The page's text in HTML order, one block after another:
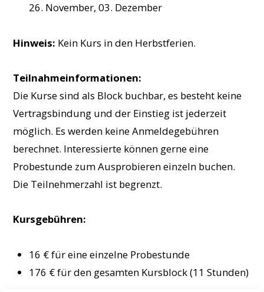
26. November, 03. Dezember
Hinweis: Kein Kurs in den Herbstferien.
Teilnahmeinformationen:
Die Kurse sind als Block buchbar, es besteht keine
Vertragsbindung und der Einstieg ist jederzeit
möglich. Es werden keine Anmeldegebühren
berechnet. Interessierte können gerne eine
Probestunde zum Ausprobieren einzeln buchen.
Die Teilnehmerzahl ist begrenzt.
Kursgebühren:
16 € für eine einzelne Probestunde
176 € für den gesamten Kursblock (11 Stunden)